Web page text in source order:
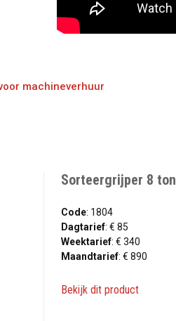
machineverhuur
Sorteergrijper 8 ton
Code: 1804
Dagtarief: € 85
Weektarief: € 340
Maandtarief: € 890
Bekijk dit product